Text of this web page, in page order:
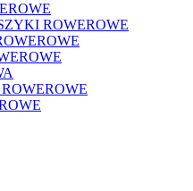
ROWEROWE